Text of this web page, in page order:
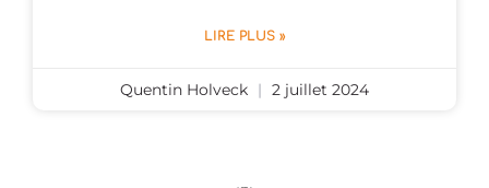
LIRE PLUS »
Quentin Holveck 2 juillet 2024